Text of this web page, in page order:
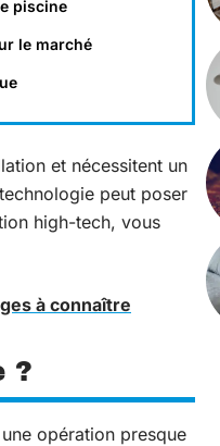
piscine
le marché
et nécessitent un
peut poser
high-tech, vous
à connaître
?
opération presque